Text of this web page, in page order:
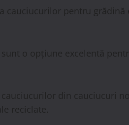
pentru
o opțiune excelentă
din cauciucuri
reciclate.